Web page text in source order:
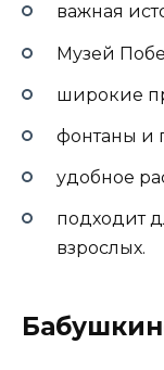
важная
Музей
широкие
фонтаны и
удобное
подходит
взрослых.